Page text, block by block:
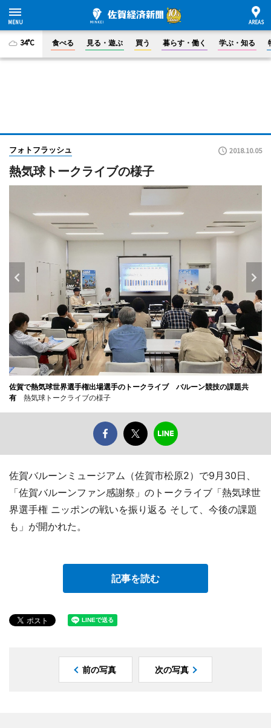
34°C 食べる 見る・遊ぶ 買う 暮らす・働く 学ぶ・知る
フォトフラッシュ 2018.10.05
熱気球トークライブの様子
佐賀で熱気球世界選手権出場選手のトークライブ バルーン競技の課題共
有 熱気球トークライブの様子
佐賀バルーンミュージアム（佐賀市松原2）で9月30日、
「佐賀バルーンファン感謝祭」のトークライブ「熱気球世
界選手権 ニッポンの戦いを振り返る そして、今後の課題
も」が開かれた。
記事を読む
前の写真 次の写真